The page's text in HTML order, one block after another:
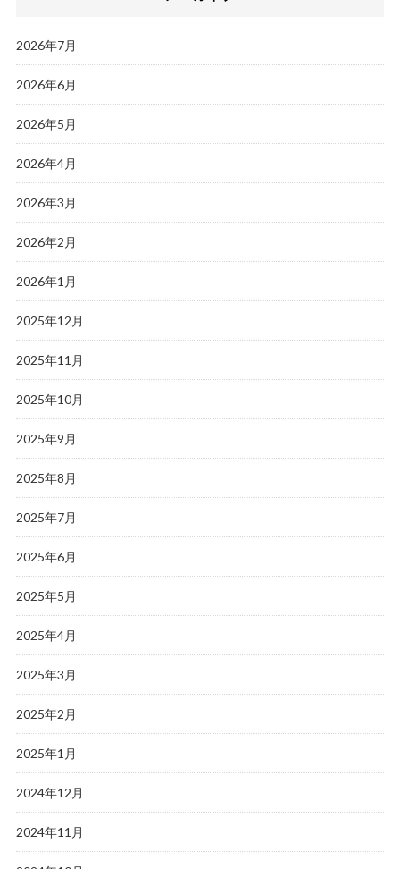
2026年7月
2026年6月
2026年5月
2026年4月
2026年3月
2026年2月
2026年1月
2025年12月
2025年11月
2025年10月
2025年9月
2025年8月
2025年7月
2025年6月
2025年5月
2025年4月
2025年3月
2025年2月
2025年1月
2024年12月
2024年11月